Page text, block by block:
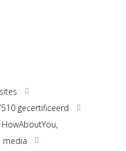
gecertificeerd
media